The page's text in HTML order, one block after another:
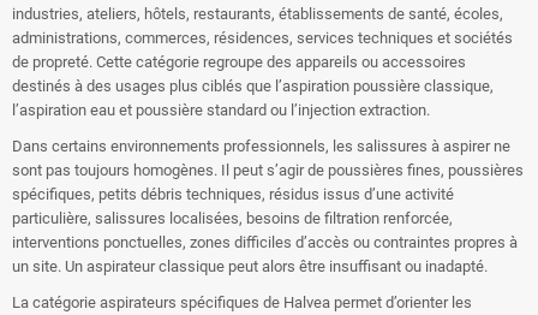
industries, ateliers, hôtels, restaurants, établissements de santé, écoles,
administrations, commerces, résidences, services techniques et sociétés
de propreté. Cette catégorie regroupe des appareils ou accessoires
destinés à des usages plus ciblés que l’aspiration poussière classique,
l’aspiration eau et poussière standard ou l’injection extraction.
Dans certains environnements professionnels, les salissures à aspirer ne
sont pas toujours homogènes. Il peut s’agir de poussières fines, poussières
spécifiques, petits débris techniques, résidus issus d’une activité
particulière, salissures localisées, besoins de filtration renforcée,
interventions ponctuelles, zones difficiles d’accès ou contraintes propres à
un site. Un aspirateur classique peut alors être insuffisant ou inadapté.
La catégorie aspirateurs spécifiques de Halvea permet d’orienter les